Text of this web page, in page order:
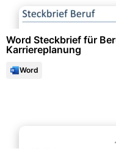
Word Steckbrief für
Karriereplanung
Word